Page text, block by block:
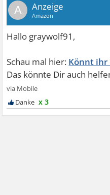
A
Könnt
x 3